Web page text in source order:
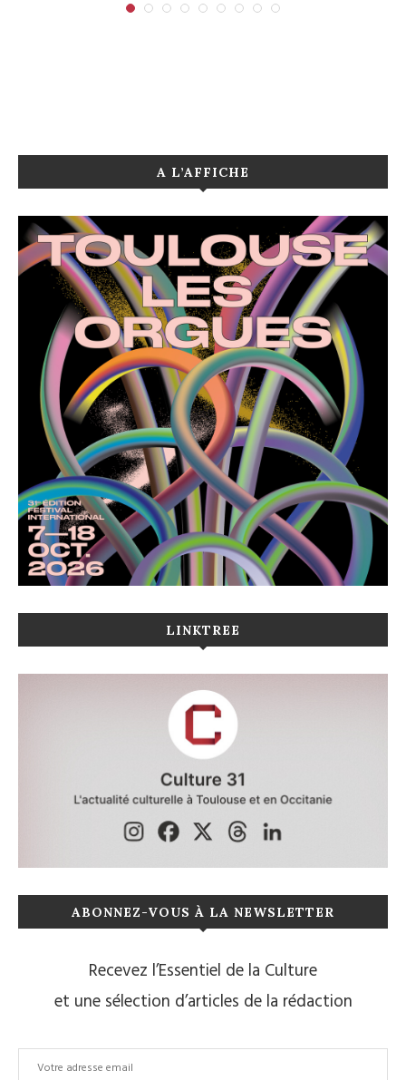
A L’AFFICHE
LINKTREE
ABONNEZ-VOUS À LA NEWSLETTER
Recevez l’Essentiel de la Culture
et une sélection d’articles de la rédaction